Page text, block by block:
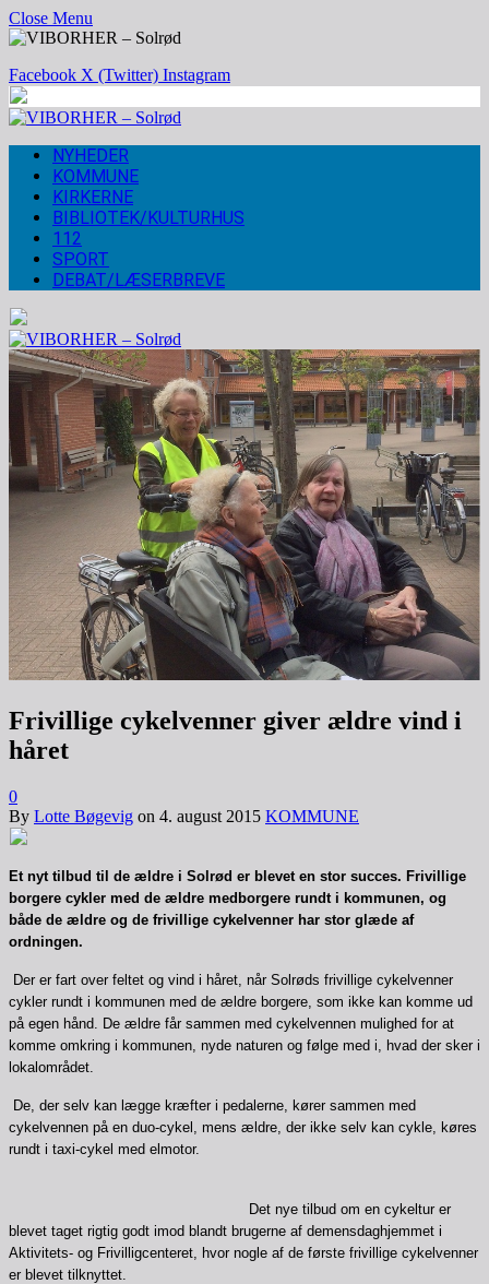
Close Menu
Facebook X (Twitter) Instagram
NYHEDER
KOMMUNE
KIRKERNE
BIBLIOTEK/KULTURHUS
112
SPORT
DEBAT/LÆSERBREVE
Frivillige cykelvenner giver ældre vind i
håret
0
By Lotte Bøgevig on 4. august 2015 KOMMUNE
Et nyt tilbud til de ældre i Solrød er blevet en stor succes. Frivillige
borgere cykler med de ældre medborgere rundt i kommunen, og
både de ældre og de frivillige cykelvenner har stor glæde af
ordningen.
Der er fart over feltet og vind i håret, når Solrøds frivillige cykelvenner
cykler rundt i kommunen med de ældre borgere, som ikke kan komme ud
på egen hånd. De ældre får sammen med cykelvennen mulighed for at
komme omkring i kommunen, nyde naturen og følge med i, hvad der sker i
lokalområdet.
De, der selv kan lægge kræfter i pedalerne, kører sammen med
cykelvennen på en duo-cykel, mens ældre, der ikke selv kan cykle, køres
rundt i taxi-cykel med elmotor.
Det nye tilbud om en cykeltur er
blevet taget rigtig godt imod blandt brugerne af demensdaghjemmet i
Aktivitets- og Frivilligcenteret, hvor nogle af de første frivillige cykelvenner
er blevet tilknyttet.